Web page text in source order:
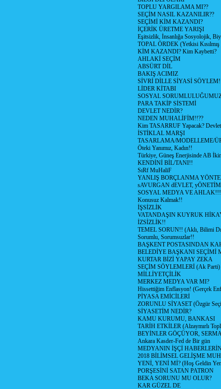
TOPLU YARGILAMA MI??
SEÇİM NASIL KAZANILIR??
SEÇİMİ KİM KAZANDI?
İÇERİK ÜRETME YARIŞI
Eşitsizlik, İnsanlığa Sosyolojik,
TOPAL ÖRDEK (Yetkisi
KİM KAZANDI? Kim Kaybetti?
AHLAKİ SEÇİM
ABSÜRT DİL
BAKIŞ ACIMIZ
SİVRİ DİLLE SİYASİ
LİDER KİTABI
SOSYAL
PARA TAKİP SİSTEMİ
DEVLET NEDİR?
NEDEN MUHALİFİM!!??
Kim TASARRUF Yapacak? Devlet
İSTİKLAL MARŞI
TASARLAMA/MODELLEME/
Öteki Yanımız, Kadın!!
Türkiye, Güneş Enerjisinde AB
KENDİNİ BİL/TANI!!
SıRf MuHaliF
YANLIŞ BORÇLANMA
sAVURGAN dEVLET,
SOSYAL MEDYA VE AHLAK!!!
Konusuz Kalmak!!
İŞSİZLİK
VATANDAŞIN KUYRUK
İZSİZLİK!!
TEMEL SORUN!! (Aklı, Bilimi
Sorumlu, Sorumsuzlar!!
BAŞKENT POSTASINDAN
BELEDİYE BAŞKANI SEÇİMİ
KURTAR BİZİ YAPAY ZEKA
SEÇİM SÖYLEMLERİ (Ak Parti)
MİLLİYETÇİLİK
MERKEZ MEDYA VAR MI?
Hissettiğim Enflasyon! (Gerçek
PİYASA EMİCİLERİ
ZORUNLU SİYASET (Özgür
SİYASETİM NEDİR?
KAMU KURUMU, BANKASI
TARİH ETKİLER (Alzaymırlı
BEYİNLER GÖÇÜYOR,
Ankara Kasder-Fed de Bir gün
MEDYANIN İŞÇİ
2018 BİLİMSEL GELİŞME
YENİ, YENİ Mİ? (Hoş Geldin
PORŞESİNİ SATAN PATRON
BEKA SORUNU MU OLUR?
KAR GÜZEL DE